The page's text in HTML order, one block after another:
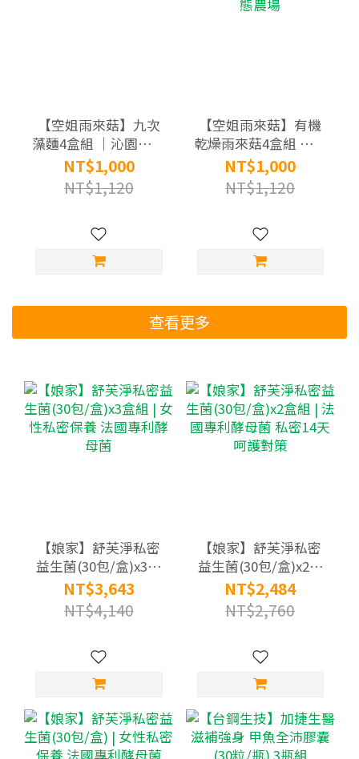
【空姐雨來菇】九次
藻麵4盒組 ｜沁園生態
農場
NT$1,000
NT$1,120
【空姐雨來菇】有機
乾燥雨來菇4盒組 ｜沁
園生態農場
NT$1,000
NT$1,120
查看更多
【娘家】舒芙淨私密
益生菌(30包/盒)x3盒
組 | 女性私密保養 法
國專利酵母菌
NT$3,643
NT$4,140
【娘家】舒芙淨私密
益生菌(30包/盒)x2盒
組 | 法國專利酵母菌
私密14天呵護對策
NT$2,484
NT$2,760